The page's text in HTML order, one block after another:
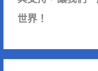
世界！